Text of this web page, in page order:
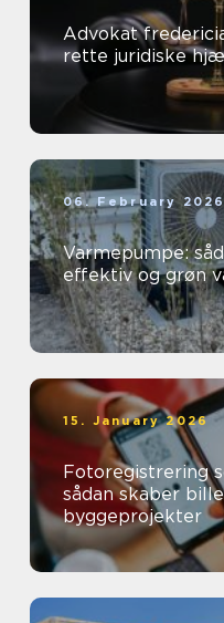
Advokat fredericia sådan vælger du
rette juridiske
06. February 2026
Varmepumpe:
effektiv og grøn
15. January 2026
Fotoregistrering
sådan skaber
byggeprojekter